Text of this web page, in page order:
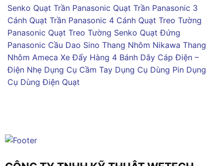
Senko Quạt Trần Panasonic Quạt Trần Panasonic 3
Cánh Quạt Trần Panasonic 4 Cánh Quạt Treo Tường
Panasonic Quạt Treo Tường Senko Quạt Đứng
Panasonic Cầu Dao Sino Thang Nhôm Nikawa Thang
Nhôm Ameca Xe Đẩy Hàng 4 Bánh Dây Cáp Điện –
Điện Nhẹ Dụng Cụ Cầm Tay Dụng Cụ Dùng Pin Dụng
Cụ Dùng Điện Quạt